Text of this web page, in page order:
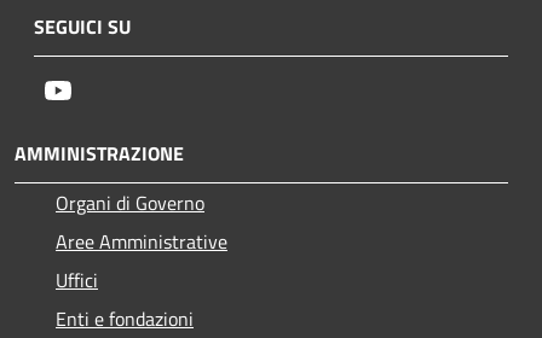
SEGUICI SU
AMMINISTRAZIONE
Organi di Governo
Aree Amministrative
Uffici
Enti e fondazioni